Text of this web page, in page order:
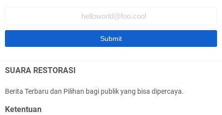
Abdullah Apresiasi Nalar Kritis Pemuda
SUARA RESTORASI
Berita Terbaru dan Pilihan bagi publik yang bisa dipercaya.
Ketentuan